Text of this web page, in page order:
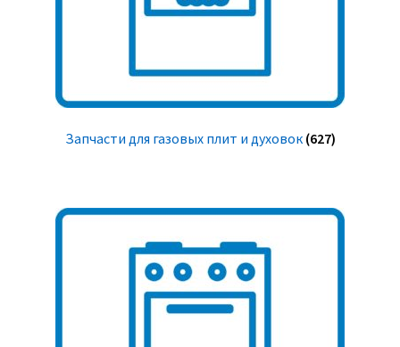
Запчасти для газовых плит и духовок (627)